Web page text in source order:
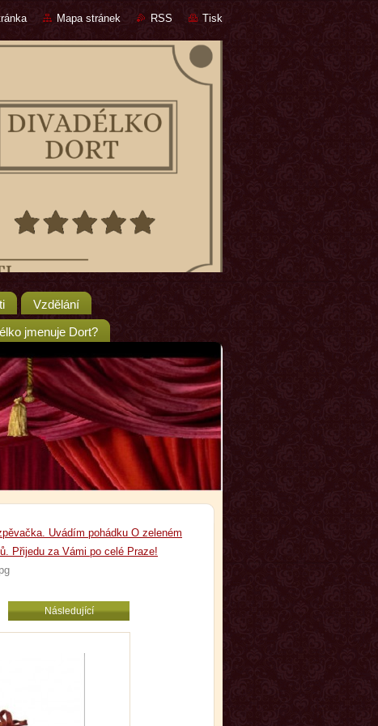
Mapa stránek RSS Tisk
Vzdělání
jmenuje Dort?
Uvádím pohádku O zeleném
Přijedu za Vámi po celé Praze!
Následující